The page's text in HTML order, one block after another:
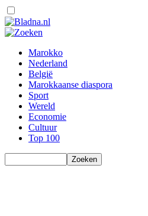
Marokko
Nederland
België
Marokkaanse diaspora
Sport
Wereld
Economie
Cultuur
Top 100